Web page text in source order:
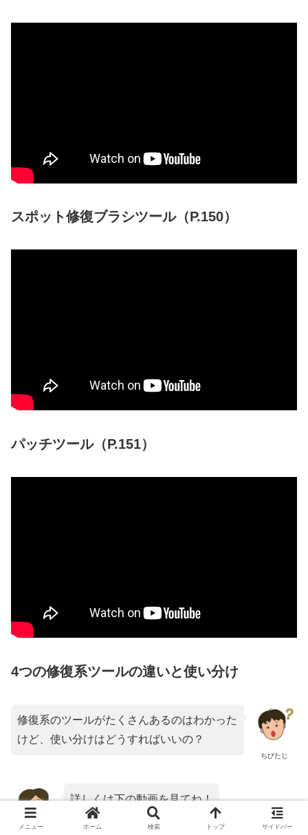
スポット修復ブラシツール（P.150）
パッチツール（P.151）
4つの修復系ツールの違いと使い分け
ちびたじ
修復系のツールがたくさんあるのはわかった
けど、使い分けはどうすればいいの？
詳しくは下の動画を見てね！
メニュー ホーム 検索 トップ サイドバー